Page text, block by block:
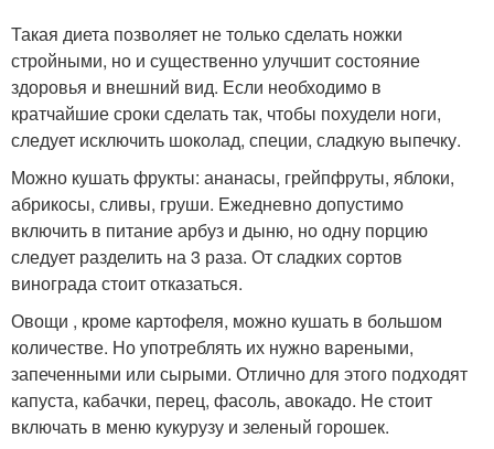
Такая диета позволяет не только сделать ножки
стройными, но и существенно улучшит состояние
здоровья и внешний вид. Если необходимо в
кратчайшие сроки сделать так, чтобы похудели ноги,
следует исключить шоколад, специи, сладкую выпечку.
Можно кушать фрукты: ананасы, грейпфруты, яблоки,
абрикосы, сливы, груши. Ежедневно допустимо
включить в питание арбуз и дыню, но одну порцию
следует разделить на 3 раза. От сладких сортов
винограда стоит отказаться.
Овощи , кроме картофеля, можно кушать в большом
количестве. Но употреблять их нужно вареными,
запеченными или сырыми. Отлично для этого подходят
капуста, кабачки, перец, фасоль, авокадо. Не стоит
включать в меню кукурузу и зеленый горошек.